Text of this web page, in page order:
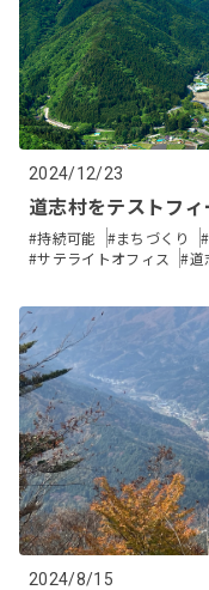
2024/12/23
道志村をテストフィ
#持続可能 #まちづくり
#サテライトオフィス
#道
2024/8/15